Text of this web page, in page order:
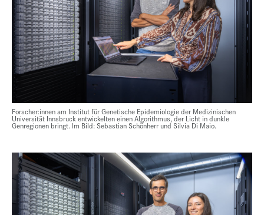
Forscher:innen am Institut für Genetische Epidemiologie der Medizinischen
Universität Innsbruck entwickelten einen Algorithmus, der Licht in dunkle
Genregionen bringt. Im Bild: Sebastian Schönherr und Silvia Di Maio.